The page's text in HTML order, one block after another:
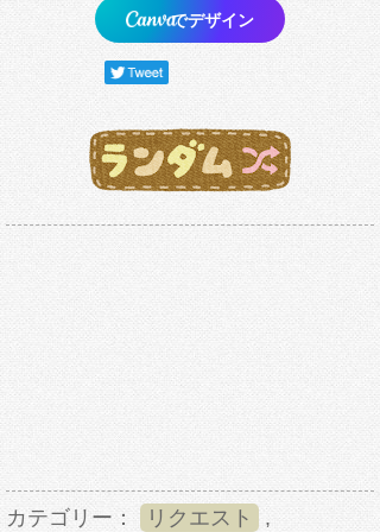
でデザイン
カテゴリー： リクエスト ,